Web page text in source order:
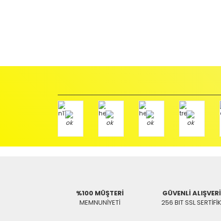
gerekir.
ödemeli olarak göndermenizi rica ederiz.
Antenci Elektronik San.Tic.Ltd.Şti.
Adres : Akıncılar Mh. Pancar Arkası Sk. No:10/B2 KARESİ /
Aras Kargo Anlaşma No : 152 294 193 1342
%100 MÜŞTERİ
MEMNUNİYETİ
GÜVENLİ
256 BIT SSL